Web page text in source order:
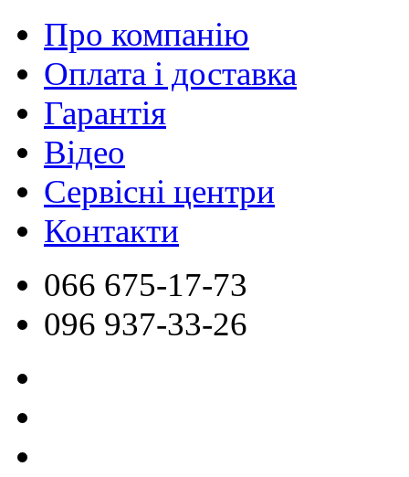
Про компанію
Оплата і доставка
Гарантія
Відео
Сервісні центри
Контакти
066 675-17-73
096 937-33-26